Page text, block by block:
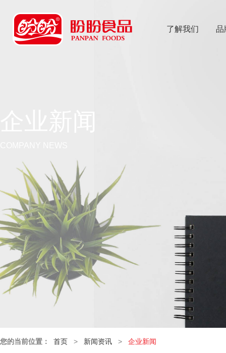
了解我们 品
您的当前位置： 首页 > 新闻资讯 > 企业新闻